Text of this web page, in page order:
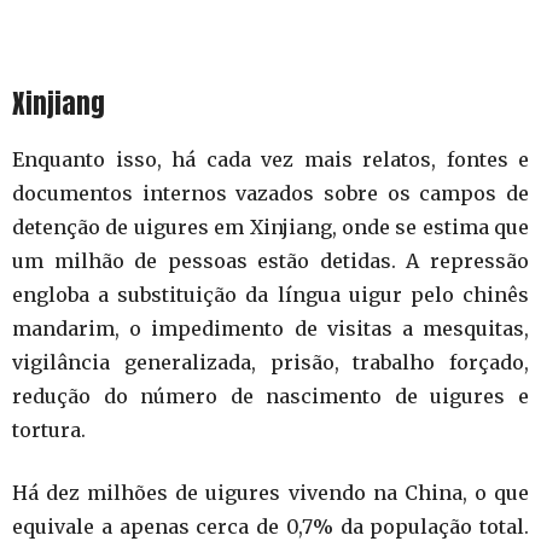
Xinjiang
Enquanto isso, há cada vez mais relatos, fontes e
documentos internos vazados sobre os campos de
detenção de uigures em Xinjiang, onde se estima que
um milhão de pessoas estão detidas. A repressão
engloba a substituição da língua uigur pelo chinês
mandarim, o impedimento de visitas a mesquitas,
vigilância generalizada, prisão, trabalho forçado,
redução do número de nascimento de uigures e
tortura.
Há dez milhões de uigures vivendo na China, o que
equivale a apenas cerca de 0,7% da população total.